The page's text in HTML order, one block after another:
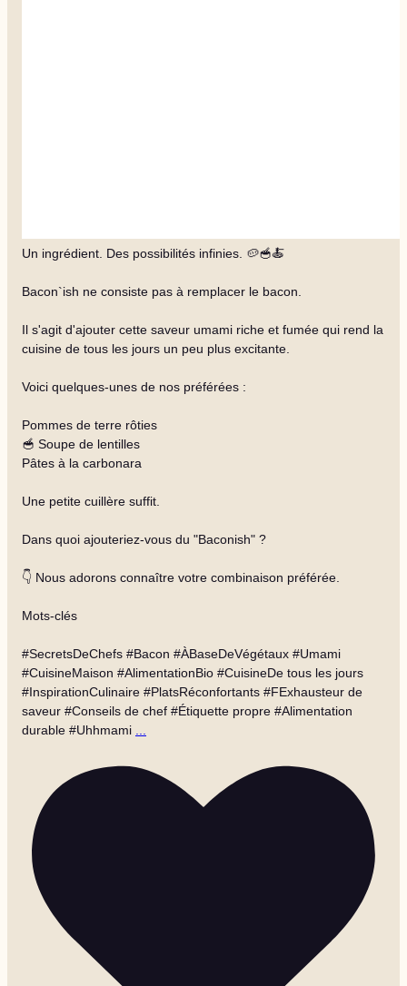
Un ingrédient. Des possibilités infinies. 🥔🥣🍝
Bacon`ish ne consiste pas à remplacer le bacon.
Il s'agit d'ajouter cette saveur umami riche et fumée qui rend la
cuisine de tous les jours un peu plus excitante.
Voici quelques-unes de nos préférées :
Pommes de terre rôties
🥣 Soupe de lentilles
Pâtes à la carbonara
Une petite cuillère suffit.
Dans quoi ajouteriez-vous du "Baconish" ?
👇 Nous adorons connaître votre combinaison préférée.
Mots-clés
#SecretsDeChefs #Bacon #ÀBaseDeVégétaux #Umami
#CuisineMaison #AlimentationBio #CuisineDe tous les jours
#InspirationCulinaire #PlatsRéconfortants #FExhausteur de
saveur #Conseils de chef #Étiquette propre #Alimentation
durable #Uhhmami